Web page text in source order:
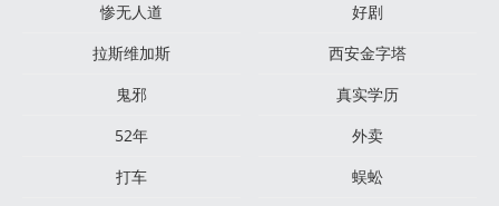
惨无人道
好剧
拉斯维加斯
西安金字塔
鬼邪
真实学历
52年
外卖
打车
蜈蚣